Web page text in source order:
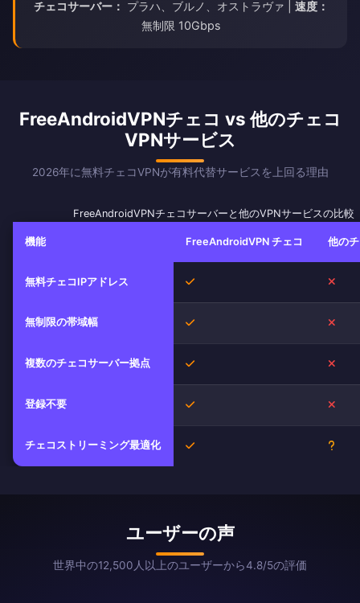
チェコサーバー： プラハ、ブルノ、オストラヴァ | 速度：
無制限 10Gbps
FreeAndroidVPNチェコ vs 他のチェコ
VPNサービス
2026年に無料チェコVPNが有料代替サービスを上回る理由
FreeAndroidVPNチェコサーバーと他のVPNサービスの比較
機能 FreeAndroidVPN チェコ 他の
無料チェコIPアドレス はい
無制限の帯域幅 はい
複数のチェコサーバー拠点 はい
登録不要 はい
チェコストリーミング最適化 はい
ユーザーの声
世界中の12,500人以上のユーザーから4.8/5の評価